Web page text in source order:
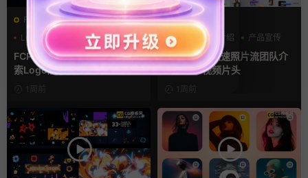
FCPX发生器
LOGO动画
商务模板
支持Intel+M芯片
FCPX中文插件 玻璃质感AI搜
索Logo展示片头
1周前
FCPX发生器
三维
产品介绍 产品宣传
FCPX插件 快速照片流团队介
绍LOGO视频片头
1周前